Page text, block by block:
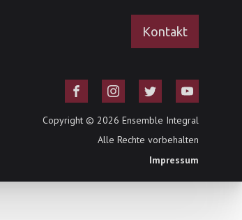
Kontakt
Copyright © 2026 Ensemble Integral
Alle Rechte vorbehalten
Impressum